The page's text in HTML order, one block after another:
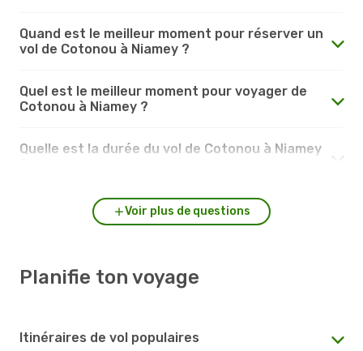
Quand est le meilleur moment pour réserver un
vol de Cotonou à Niamey ?
Quel est le meilleur moment pour voyager de
Cotonou à Niamey ?
Quelle est la durée du vol de Cotonou à Niamey
Voir plus de questions
Planifie ton voyage
Itinéraires de vol populaires